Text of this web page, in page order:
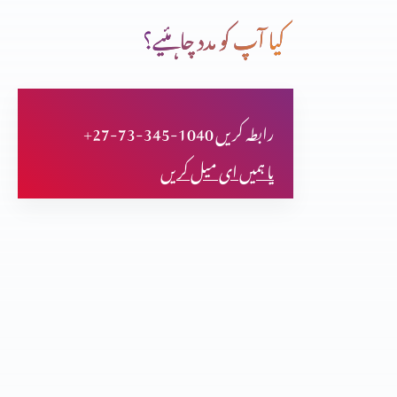
خدا ہمارے ساتھ ہے
اپنے خاندان کے لیے لڑائی
کیا آپ کو مدد چاہئیے؟
+27-73-345-1040 رابطہ کریں
یا ہمیں ای میل کریں